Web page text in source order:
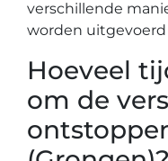
verschillende
worden uitgevoerd
Hoeveel
om de